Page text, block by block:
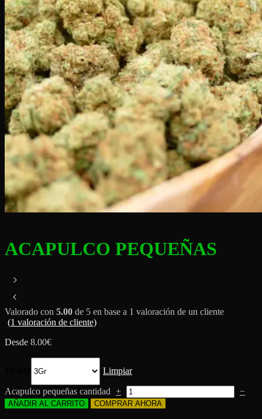
ACAPULCO PEQUEÑAS
Valorado con 5.00 de 5 en base a 1 valoración de un cliente
(1 valoración de cliente)
Desde 8.00€
Limpiar
Acapulco pequeñas cantidad + −
AÑADIR AL CARRITO COMPRAR AHORA